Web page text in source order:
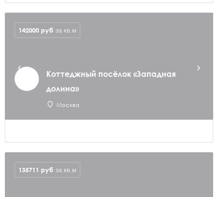
Коттеджный посёлок «Западная
долина»
Москва
142000 руб за кв.м
135711 руб за кв.м